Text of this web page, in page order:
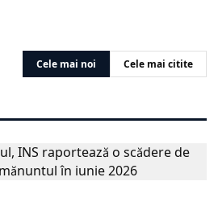
Cele mai noi Cele mai citite